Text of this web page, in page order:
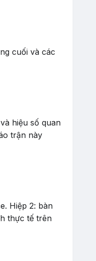
cuối và các
hiệu số quan
trận này
Hiệp 2: bàn
thực tế trên